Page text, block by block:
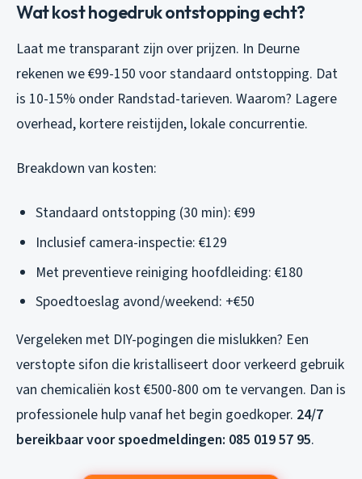
Wat kost hogedruk ontstopping echt?
Laat me transparant zijn over prijzen. In Deurne
rekenen we €99-150 voor standaard ontstopping. Dat
is 10-15% onder Randstad-tarieven. Waarom? Lagere
overhead, kortere reistijden, lokale concurrentie.
Breakdown van kosten:
Standaard ontstopping (30 min): €99
Inclusief camera-inspectie: €129
Met preventieve reiniging hoofdleiding: €180
Spoedtoeslag avond/weekend: +€50
Vergeleken met DIY-pogingen die mislukken? Een
verstopte sifon die kristalliseert door verkeerd gebruik
van chemicaliën kost €500-800 om te vervangen. Dan is
professionele hulp vanaf het begin goedkoper. 24/7
bereikbaar voor spoedmeldingen: 085 019 57 95.